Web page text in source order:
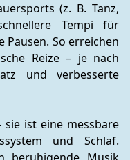
(z. B. Tanz,
Tempi für
Pausen. So erreichen
Reize – je nach
und verbesserte
ist eine messbare
und Schlaf.